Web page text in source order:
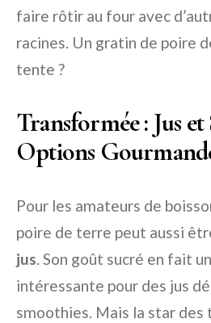
faire rôtir au four avec
racines. Un gratin de poire
tente ?
Transformée : Jus
Options
Pour les amateurs de
poire de terre peut aussi
jus. Son goût sucré en fait
intéressante pour des jus
smoothies. Mais la star